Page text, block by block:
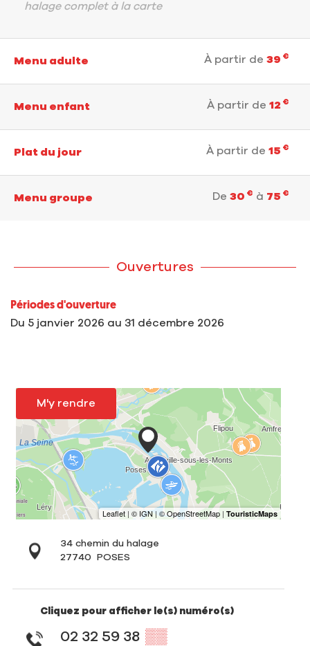
halage complet à la carte
Menu adulte À partir de 39 €
Menu enfant À partir de 12 €
Plat du jour À partir de 15 €
Menu groupe De 30 € à 75 €
Ouvertures
Périodes d'ouverture
Du 5 janvier 2026 au 31 décembre 2026
M'y rendre
34 chemin du halage
27740
POSES
Cliquez pour afficher le(s) numéro(s)
02 32 59 38 ▒▒